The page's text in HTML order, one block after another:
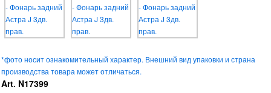
*фото носит ознакомительный характер. Внешний вид упаковки и страна
производства товара может отличаться.
Art. N17399